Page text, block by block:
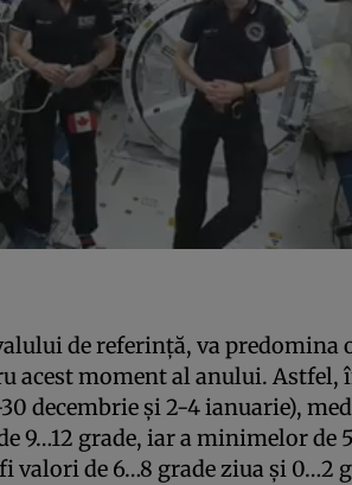
de referinţă, va predomina
acest moment al anului. Astfel,
decembrie şi 2-4 ianuarie),
9…12 grade, iar a minimelor de
valori de 6…8 grade ziua şi 0…2